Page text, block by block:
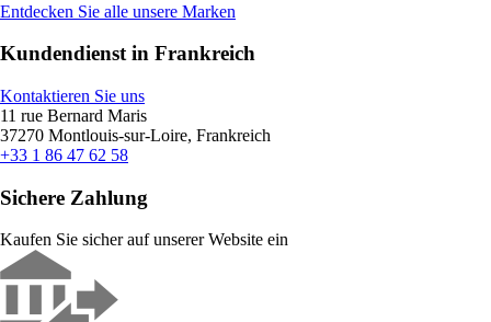
Entdecken Sie alle unsere Marken
Kundendienst in Frankreich
Kontaktieren Sie uns
11 rue Bernard Maris
37270 Montlouis-sur-Loire, Frankreich
+33 1 86 47 62 58
Sichere Zahlung
Kaufen Sie sicher auf unserer Website ein